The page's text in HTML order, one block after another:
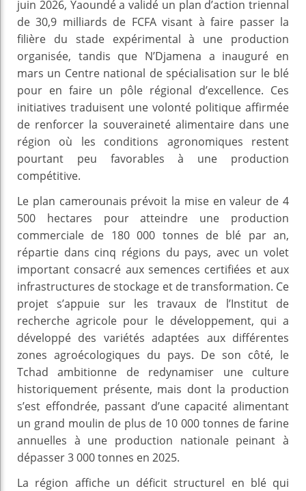
juin 2026, Yaoundé a validé un plan d’action triennal
de 30,9 milliards de FCFA visant à faire passer la
filière du stade expérimental à une production
organisée, tandis que N’Djamena a inauguré en
mars un Centre national de spécialisation sur le blé
pour en faire un pôle régional d’excellence. Ces
initiatives traduisent une volonté politique affirmée
de renforcer la souveraineté alimentaire dans une
région où les conditions agronomiques restent
pourtant peu favorables à une production
compétitive.
Le plan camerounais prévoit la mise en valeur de 4
500 hectares pour atteindre une production
commerciale de 180 000 tonnes de blé par an,
répartie dans cinq régions du pays, avec un volet
important consacré aux semences certifiées et aux
infrastructures de stockage et de transformation. Ce
projet s’appuie sur les travaux de l’Institut de
recherche agricole pour le développement, qui a
développé des variétés adaptées aux différentes
zones agroécologiques du pays. De son côté, le
Tchad ambitionne de redynamiser une culture
historiquement présente, mais dont la production
s’est effondrée, passant d’une capacité alimentant
un grand moulin de plus de 10 000 tonnes de farine
annuelles à une production nationale peinant à
dépasser 3 000 tonnes en 2025.
La région affiche un déficit structurel en blé qui